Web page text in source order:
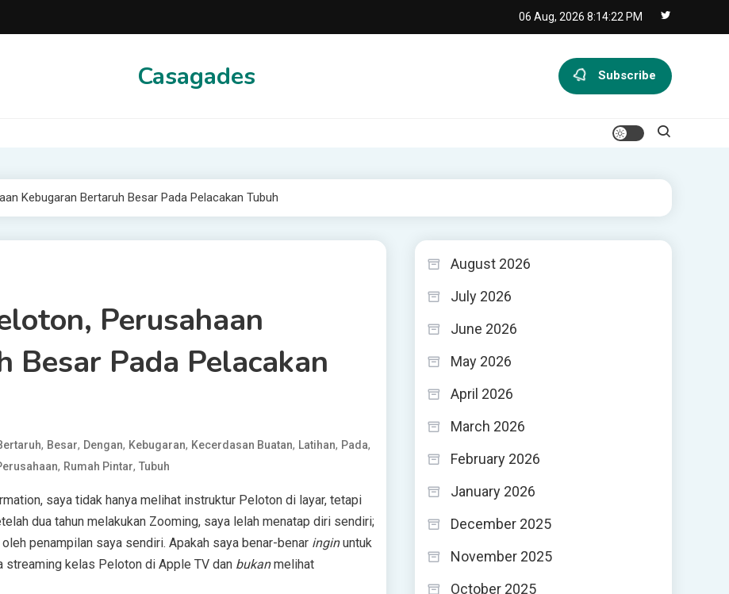
06 Aug, 2026 8:14:22 PM
Casagades Subscribe
Kebugaran Bertaruh Besar Pada Pelacakan Tubuh
Perusahaan
Besar Pada Pelacakan
, Besar, Dengan, Kebugaran, Kecerdasan Buatan, Latihan, Pada,
, Rumah Pintar, Tubuh
saya tidak hanya melihat instruktur Peloton di layar, tetapi
dua tahun melakukan Zooming, saya lelah menatap diri sendiri;
penampilan saya sendiri. Apakah saya benar-benar inginuntuk
streaming kelas Peloton di Apple TV dan bukanmelihat
August 2026
July 2026
June 2026
May 2026
April 2026
March 2026
February 2026
January 2026
December 2025
November 2025
October 2025